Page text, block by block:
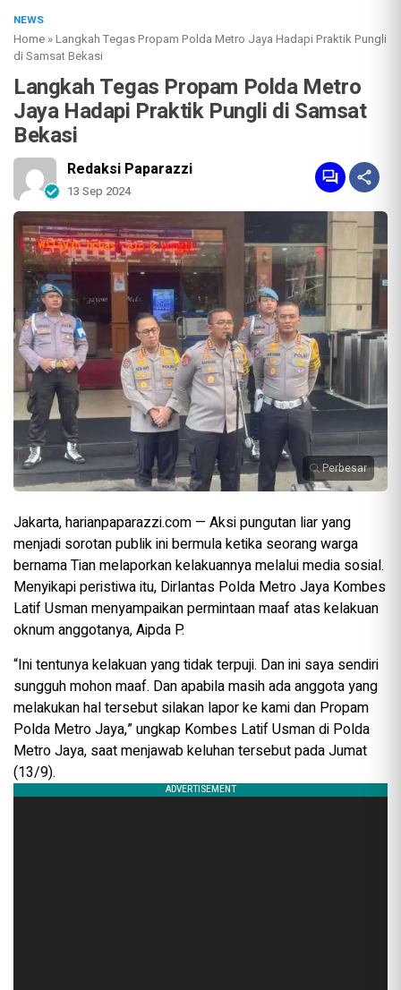
NEWS
Home »Langkah Tegas Propam Polda Metro Jaya Hadapi Praktik Pungli
di Samsat Bekasi
Langkah Tegas Propam Polda Metro
Jaya Hadapi Praktik Pungli di Samsat
Bekasi
Redaksi Paparazzi
13 Sep 2024
Perbesar
Jakarta, harianpaparazzi.com — Aksi pungutan liar yang
menjadi sorotan publik ini bermula ketika seorang warga
bernama Tian melaporkan kelakuannya melalui media sosial.
Menyikapi peristiwa itu, Dirlantas Polda Metro Jaya Kombes
Latif Usman menyampaikan permintaan maaf atas kelakuan
oknum anggotanya, Aipda P.
“Ini tentunya kelakuan yang tidak terpuji. Dan ini saya sendiri
sungguh mohon maaf. Dan apabila masih ada anggota yang
melakukan hal tersebut silakan lapor ke kami dan Propam
Polda Metro Jaya,” ungkap Kombes Latif Usman di Polda
Metro Jaya, saat menjawab keluhan tersebut pada Jumat
(13/9).